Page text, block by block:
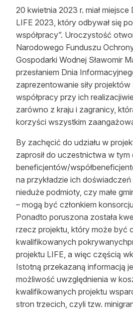
O nas
100 lat „Lasu
Prenumerata
Reklama
Zostań autorem
Archiwum
Kontakt
20 kwietnia 2023 r. miał
LIFE 2023, który odbywał się
współpracy”. Uroczystość
Narodowego Funduszu
Gospodarki Wodnej Sławomir
przesłaniem Dnia
zaprezentowanie siły
współpracy przy ich
zarówno z kraju i zagranicy,
korzyści wszystkim
By zachęcić do udziału w
zaprosił do uczestnictwa w tym
beneficjentów/
na przykładzie ich
nieduże podmioty, czy małe
– mogą być członkiem
Ponadto poruszona została
rzecz projektu, który może być
kwalifikowanych
projektu LIFE, a więc częścią
Istotną przekazaną informacją
możliwość uwzględnienia w
kwalifikowanych projektu
stron trzecich, czyli tzw.